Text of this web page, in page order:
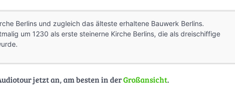
Berlins und zugleich das älteste erhaltene Bauwerk Berlins.
um 1230 als erste steinerne Kirche Berlins, die als dreischiffige
jetzt an, am besten in derGroßansicht.